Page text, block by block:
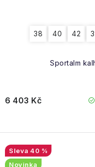
Sportalm
38 40 42
6 403 Kč
40 %
Novinka